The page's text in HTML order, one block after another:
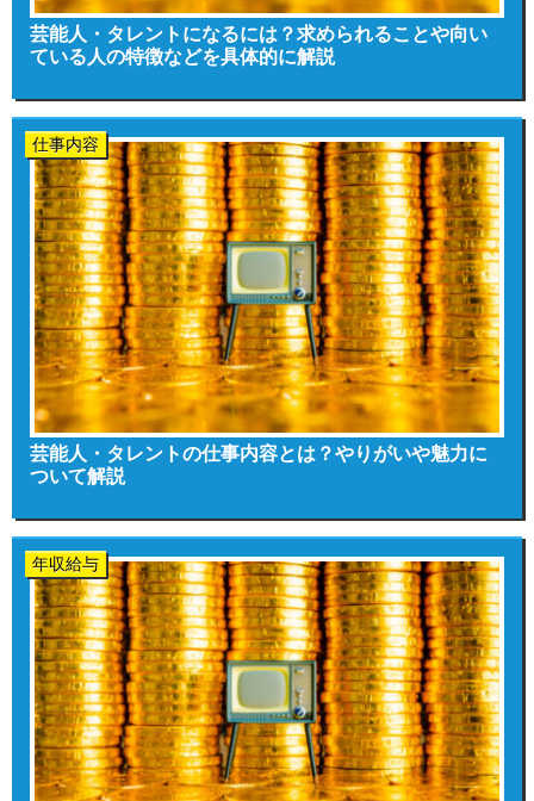
芸能人・タレントになるには？求められることや向い
ている人の特徴などを具体的に解説
仕事内容
芸能人・タレントの仕事内容とは？やりがいや魅力に
ついて解説
年収給与